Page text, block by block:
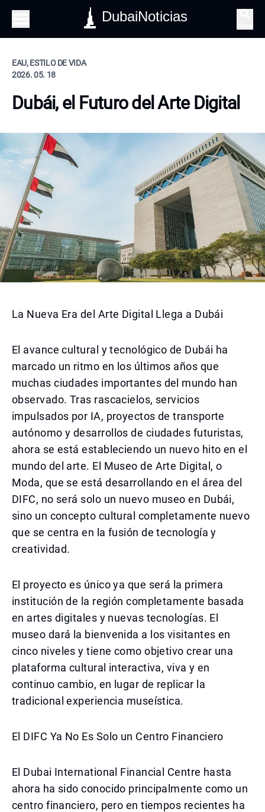
DubaiNoticias
EAU, ESTILO DE VIDA
2026. 05. 18
Dubái, el Futuro del Arte Digital
La Nueva Era del Arte Digital Llega a Dubái
El avance cultural y tecnológico de Dubái ha
marcado un ritmo en los últimos años que
muchas ciudades importantes del mundo han
observado. Tras rascacielos, servicios
impulsados por IA, proyectos de transporte
autónomo y desarrollos de ciudades futuristas,
ahora se está estableciendo un nuevo hito en el
mundo del arte. El Museo de Arte Digital, o
Moda, que se está desarrollando en el área del
DIFC, no será solo un nuevo museo en Dubái,
sino un concepto cultural completamente nuevo
que se centra en la fusión de tecnología y
creatividad.
El proyecto es único ya que será la primera
institución de la región completamente basada
en artes digitales y nuevas tecnologías. El
museo dará la bienvenida a los visitantes en
cinco niveles y tiene como objetivo crear una
plataforma cultural interactiva, viva y en
continuo cambio, en lugar de replicar la
tradicional experiencia museística.
El DIFC Ya No Es Solo un Centro Financiero
El Dubai International Financial Centre hasta
ahora ha sido conocido principalmente como un
centro financiero, pero en tiempos recientes ha